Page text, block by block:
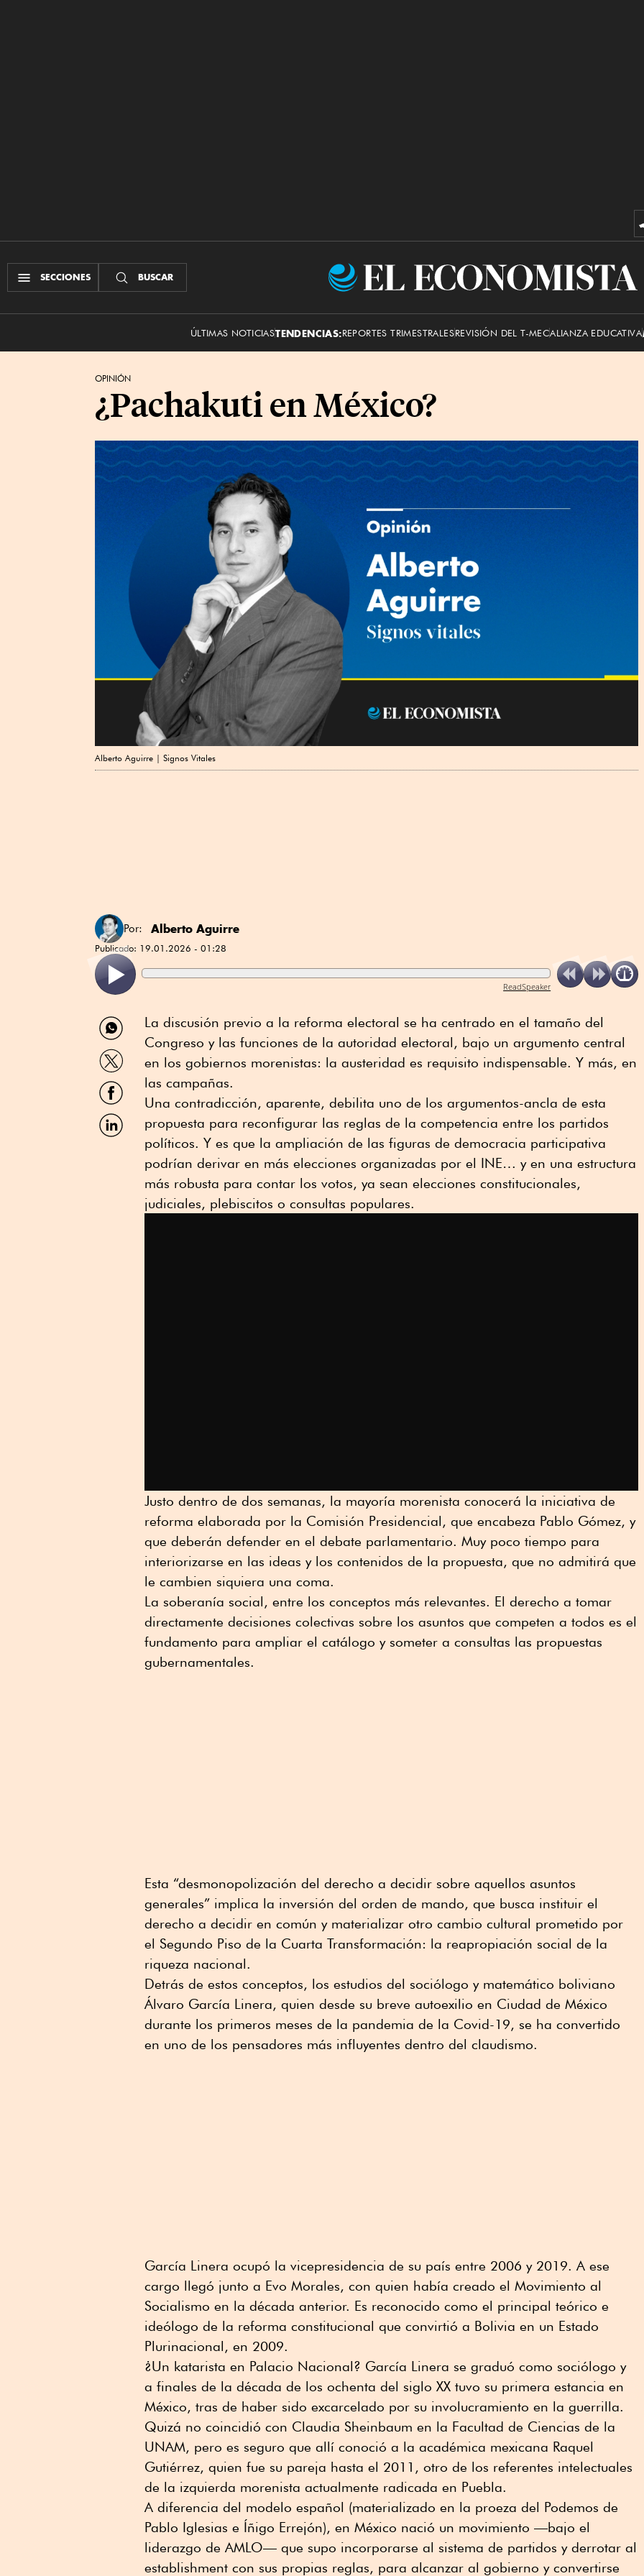
SECCIONES BUSCAR
El
ÚLTIMAS NOTICIASTENDENCIAS:REPORTES TRIMESTRALESREVISIÓN DEL T-MECALIANZA EDUCATIVA
OPINIÓN
¿Pachakuti en México?
Alberto Aguirre | Signos Vitales
Por: Alberto Aguirre
Publicado: 19.01.2026 - 01:28
ReadSpeaker
Compartir
por
WhatsApp
Compartir
por
Twitter
Compartir
por
Facebook
Compartir
por
La discusión previo a la reforma electoral se ha centrado en el tamaño del
Congreso y las funciones de la autoridad electoral, bajo un argumento central
en los gobiernos morenistas: la austeridad es requisito indispensable. Y más, en
las campañas.
Una contradicción, aparente, debilita uno de los argumentos-ancla de esta
propuesta para reconfigurar las reglas de la competencia entre los partidos
políticos. Y es que la ampliación de las figuras de democracia participativa
podrían derivar en más elecciones organizadas por el INE… y en una estructura
más robusta para contar los votos, ya sean elecciones constitucionales,
judiciales, plebiscitos o consultas populares.
Justo dentro de dos semanas, la mayoría morenista conocerá la iniciativa de
reforma elaborada por la Comisión Presidencial, que encabeza Pablo Gómez, y
que deberán defender en el debate parlamentario. Muy poco tiempo para
interiorizarse en las ideas y los contenidos de la propuesta, que no admitirá que
le cambien siquiera una coma.
La soberanía social, entre los conceptos más relevantes. El derecho a tomar
directamente decisiones colectivas sobre los asuntos que competen a todos es el
fundamento para ampliar el catálogo y someter a consultas las propuestas
gubernamentales.
Esta “desmonopolización del derecho a decidir sobre aquellos asuntos
generales” implica la inversión del orden de mando, que busca instituir el
derecho a decidir en común y materializar otro cambio cultural prometido por
el Segundo Piso de la Cuarta Transformación: la reapropiación social de la
riqueza nacional.
Detrás de estos conceptos, los estudios del sociólogo y matemático boliviano
Álvaro García Linera, quien desde su breve autoexilio en Ciudad de México
durante los primeros meses de la pandemia de la Covid-19, se ha convertido
en uno de los pensadores más influyentes dentro del claudismo.
García Linera ocupó la vicepresidencia de su país entre 2006 y 2019. A ese
cargo llegó junto a Evo Morales, con quien había creado el Movimiento al
Socialismo en la década anterior. Es reconocido como el principal teórico e
ideólogo de la reforma constitucional que convirtió a Bolivia en un Estado
Plurinacional, en 2009.
¿Un katarista en Palacio Nacional? García Linera se graduó como sociólogo y
a finales de la década de los ochenta del siglo XX tuvo su primera estancia en
México, tras de haber sido excarcelado por su involucramiento en la guerrilla.
Quizá no coincidió con Claudia Sheinbaum en la Facultad de Ciencias de la
UNAM, pero es seguro que allí conoció a la académica mexicana Raquel
Gutiérrez, quien fue su pareja hasta el 2011, otro de los referentes intelectuales
de la izquierda morenista actualmente radicada en Puebla.
A diferencia del modelo español (materializado en la proeza del Podemos de
Pablo Iglesias e Íñigo Errejón), en México nació un movimiento —bajo el
liderazgo de AMLO— que supo incorporarse al sistema de partidos y derrotar al
establishment con sus propias reglas, para alcanzar al gobierno y convertirse